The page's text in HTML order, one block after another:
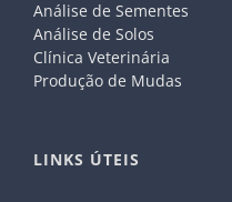
Análise de Sementes
Análise de Solos
Clínica Veterinária
Produção de Mudas
LINKS ÚTEIS